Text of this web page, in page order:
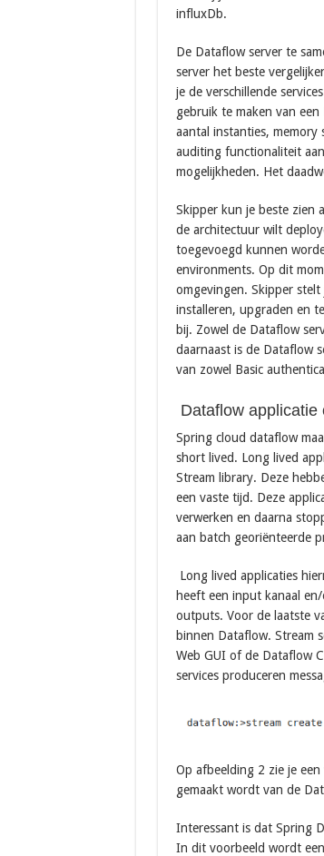
influxDb.
De Dataflow server te
server het beste
je de verschillende
gebruik te maken van
aantal instanties,
auditing functionaliteit
mogelijkheden. Het
Skipper kun je beste zien
de architectuur wilt
toegevoegd kunnen
environments. Op dit
omgevingen. Skipper
installeren, upgraden en
bij. Zowel de Dataflow
daarnaast is de Dataflow
van zowel Basic
Dataflow applicatie
Spring cloud dataflow
short lived. Long lived
Stream library. Deze
een vaste tijd. Deze
verwerken en daarna
aan batch georiënteerde
Long lived applicaties
heeft een input kanaal
outputs. Voor de laatste
binnen Dataflow. Stream
Web GUI of de Dataflow
services produceren
Op afbeelding 2 zie je
gemaakt wordt van de
Interessant is dat Spring
In dit voorbeeld wordt